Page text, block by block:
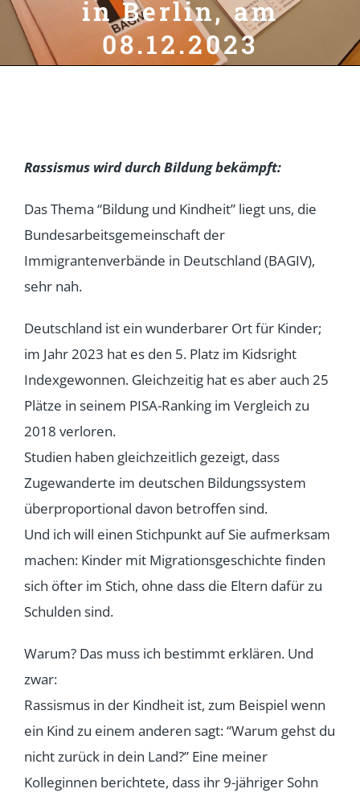
in Berlin, am
08.12.2023
Rassismus wird durch Bildung bekämpft:
Das Thema “Bildung und Kindheit” liegt uns, die
Bundesarbeitsgemeinschaft der
Immigrantenverbände in Deutschland (BAGIV),
sehr nah.
Deutschland ist ein wunderbarer Ort für Kinder;
im Jahr 2023 hat es den 5. Platz im Kidsright
Indexgewonnen. Gleichzeitig hat es aber auch 25
Plätze in seinem PISA-Ranking im Vergleich zu
2018 verloren.
Studien haben gleichzeitlich gezeigt, dass
Zugewanderte im deutschen Bildungssystem
überproportional davon betroffen sind.
Und ich will einen Stichpunkt auf Sie aufmerksam
machen: Kinder mit Migrationsgeschichte finden
sich öfter im Stich, ohne dass die Eltern dafür zu
Schulden sind.
Warum? Das muss ich bestimmt erklären. Und
zwar:
Rassismus in der Kindheit ist, zum Beispiel wenn
ein Kind zu einem anderen sagt: “Warum gehst du
nicht zurück in dein Land?” Eine meiner
Kolleginnen berichtete, dass ihr 9-jähriger Sohn